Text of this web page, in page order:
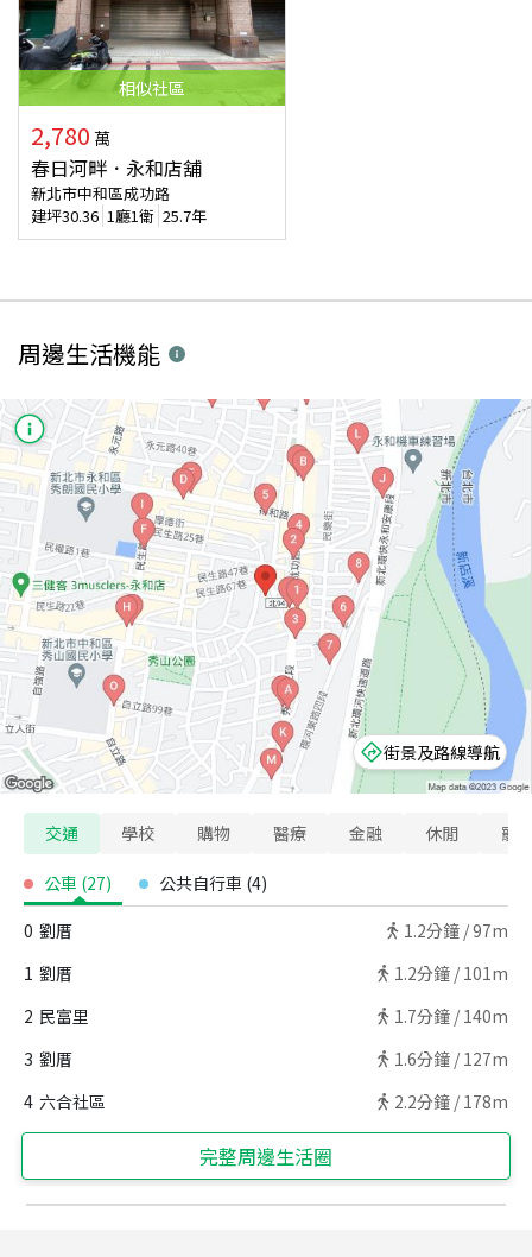
相似社區
2,780 萬
春日河畔．永和店舖
新北市中和區成功路
建坪30.36 1廳1衛 25.7年
周邊生活機能
街景及路線導航
交通 學校 購物 醫療 金融 休閒 寵
公車 (27) 公共自行車 (4)
0 劉厝 1.2分鐘 /97m
1 劉厝 1.2分鐘 / 101m
2 民富里 1.7分鐘 / 140m
3 劉厝 1.6分鐘 / 127m
4 六合社區 2.2分鐘 / 178m
完整周邊生活圈